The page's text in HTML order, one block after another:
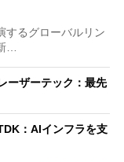
るグローバルリン
…
ーザーテック：最先
：AIインフラを支